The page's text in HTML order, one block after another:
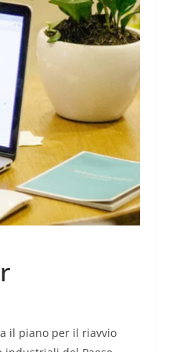
il piano per il riavvio
non